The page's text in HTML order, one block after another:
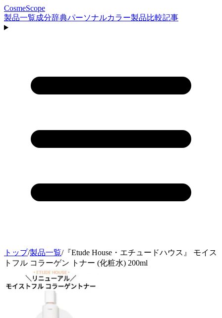
CosmeScope
製品一覧成分辞典パーソナルカラー製品比較記事
トップ/製品一覧/『Etude House・エチュードハウス』 モイス
トフル コラーゲン トナー (化粧水) 200ml